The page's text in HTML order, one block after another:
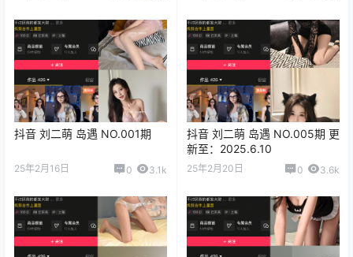
抖音 刘二萌 岛遇 NO.001期
25年2月16日 0 3.1k
抖音 刘二萌 岛遇 NO.005期 更
新至：2025.6.10
25年2月20日 0 3.6k